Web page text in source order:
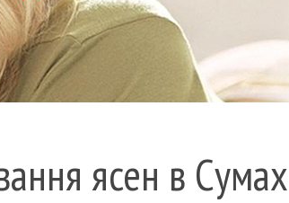
ясен в Сумах